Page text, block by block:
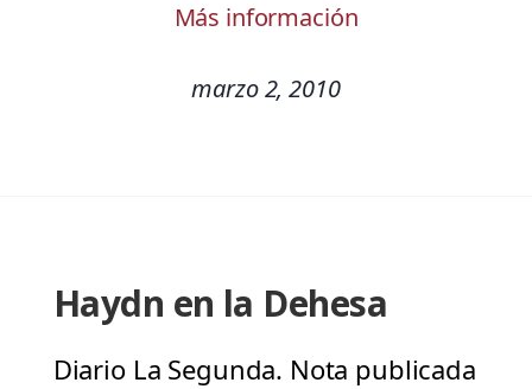
Más información
marzo 2, 2010
Haydn en la Dehesa
Diario La Segunda. Nota publicada